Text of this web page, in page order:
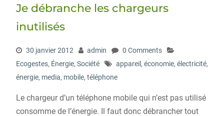
Je débranche les chargeurs
inutilisés
30 janvier 2012 admin
0 Comments
Ecogestes, Énergie, Société appareil , économie, électricité,
énergie, media, mobile, téléphone
Le chargeur d’un téléphone mobile qui n’est pas utilisé
consomme de l’énergie. Il faut donc débrancher tout